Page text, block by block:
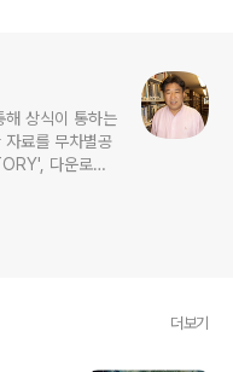
해 상식이 통하는
료를 무차별공
다운로드
RSS로!!
더보기